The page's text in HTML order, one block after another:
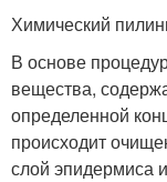
Химический
В основе
вещества,
определенной
происходит
слой эпидермиса